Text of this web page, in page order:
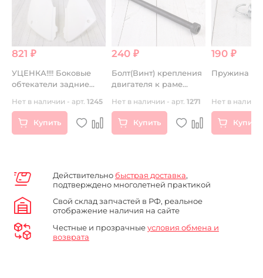
821 ₽
УЦЕНКА!!!! Боковые
обтекатели задние
Нет в наличии - арт. 1245
Купить
240 ₽
Болт(Винт) крепления
двигателя к раме
Германия
Нет в наличии - арт. 1271
Купить
190 ₽
Пружина
Нет в
Купить
Действительно быстрая доставка,
подтверждено многолетней практикой
Свой склад запчастей в РФ, реальное
отображение наличия на сайте
Честные и прозрачныеусловия обмена и
возврата